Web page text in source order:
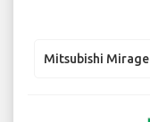
Mitsubishi Mirage